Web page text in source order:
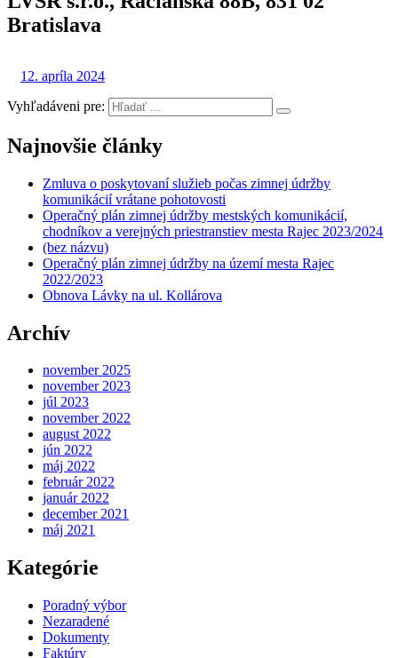
Bratislava
12. apríla 2024
Vyhľadáveni pre:
Najnovšie články
Zmluva o poskytovaní služieb počas zimnej údržby
komunikácií vrátane pohotovosti
Operačný plán zimnej údržby mestských komunikácií,
chodníkov a verejných priestranstiev mesta Rajec 2023/2024
(bez názvu)
Operačný plán zimnej údržby na území mesta Rajec
2022/2023
Obnova Lávky na ul. Kollárova
Archív
november 2025
november 2023
júl 2023
november 2022
august 2022
jún 2022
máj 2022
február 2022
január 2022
december 2021
máj 2021
Kategórie
Poradný výbor
Nezaradené
Dokumenty
Faktúry